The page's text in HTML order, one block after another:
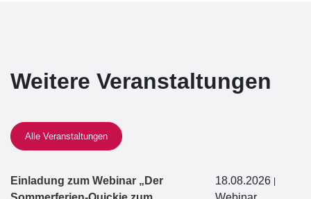
Weitere Veranstaltungen
Alle Veranstaltungen
Einladung zum Webinar „Der
18.08.2026